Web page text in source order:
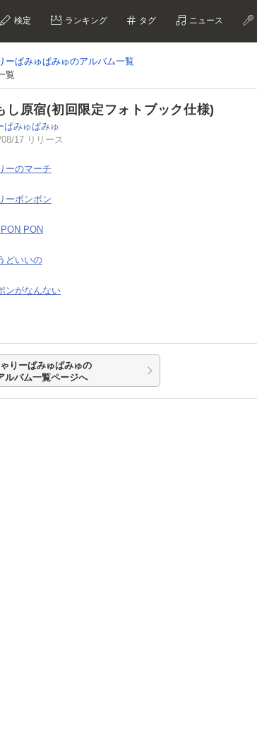
検定 ランキング タグ ニュース
ーぱみゅぱみゅのアルバム一覧
覧
し原宿(初回限定フォトブック仕様)
ぱみゅぱみゅ
17 リリース
ーのマーチ
ーボンボン
PON
どいいの
ンがなんない
りーぱみゅぱみゅの
ルバム一覧ページへ